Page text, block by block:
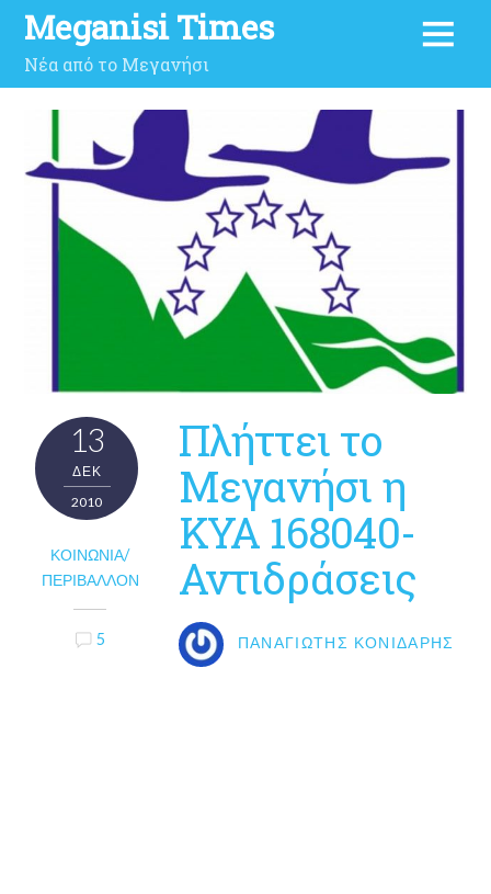
Meganisi Times
Νέα από το Μεγανήσι
13
ΔΕΚ
2010
ΚΟΙΝΩΝΊΑ/
ΠΕΡΙΒΆΛΛΟΝ
5
Πλήττει το
Μεγανήσι η
ΚΥΑ 168040-
Αντιδράσεις
ΠΑΝΑΓΙΏΤΗΣ ΚΟΝΙΔΆΡΗΣ